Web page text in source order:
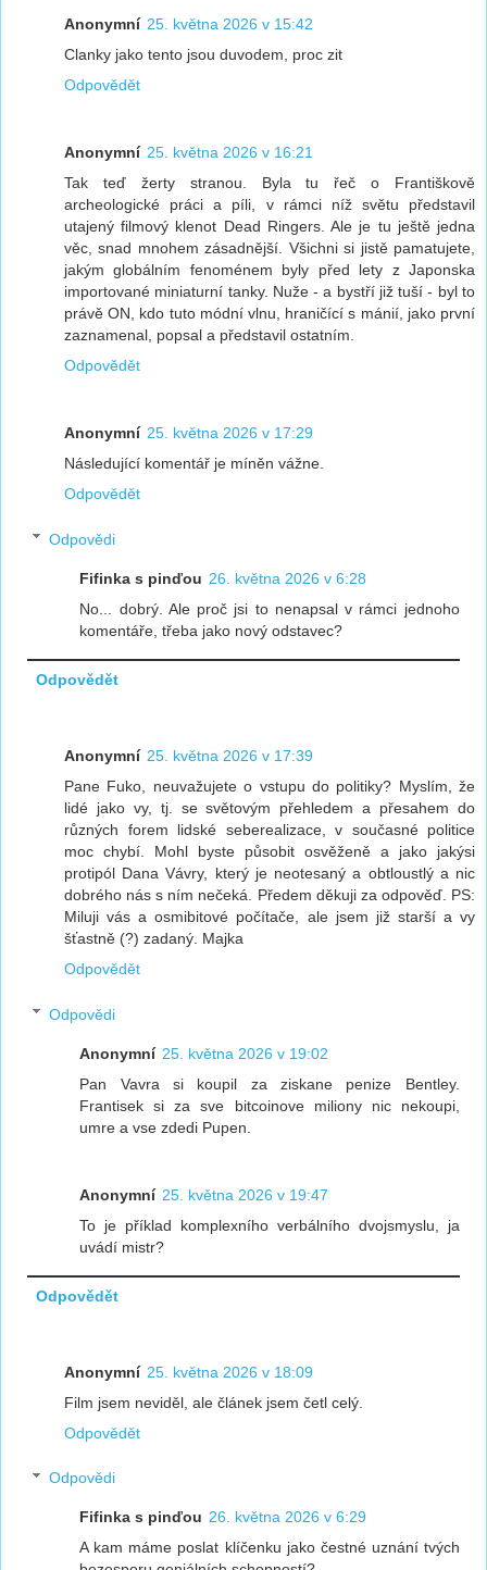
Anonymní 25. května 2026 v 15:42
Clanky jako tento jsou duvodem, proc zit
Odpovědět
Anonymní 25. května 2026 v 16:21
Tak teď žerty stranou. Byla tu řeč o Františkově
archeologické práci a píli, v rámci níž světu představil
utajený filmový klenot Dead Ringers. Ale je tu ještě jedna
věc, snad mnohem zásadnější. Všichni si jistě pamatujete,
jakým globálním fenoménem byly před lety z Japonska
importované miniaturní tanky. Nuže - a bystří již tuší - byl to
právě ON, kdo tuto módní vlnu, hraničící s mánií, jako první
zaznamenal, popsal a představil ostatním.
Odpovědět
Anonymní 25. května 2026 v 17:29
Následující komentář je míněn vážne.
Odpovědět
Odpovědi
Fifinka s pinďou 26. května 2026 v 6:28
No... dobrý. Ale proč jsi to nenapsal v rámci jednoho
komentáře, třeba jako nový odstavec?
Odpovědět
Anonymní 25. května 2026 v 17:39
Pane Fuko, neuvažujete o vstupu do politiky? Myslím, že
lidé jako vy, tj. se světovým přehledem a přesahem do
různých forem lidské seberealizace, v současné politice
moc chybí. Mohl byste působit osvěženě a jako jakýsi
protipól Dana Vávry, který je neotesaný a obtloustlý a nic
dobrého nás s ním nečeká. Předem děkuji za odpověď. PS:
Miluji vás a osmibitové počítače, ale jsem již starší a vy
šťastně (?) zadaný. Majka
Odpovědět
Odpovědi
Anonymní 25. května 2026 v 19:02
Pan Vavra si koupil za ziskane penize Bentley.
Frantisek si za sve bitcoinove miliony nic nekoupi,
umre a vse zdedi Pupen.
Anonymní 25. května 2026 v 19:47
To je příklad komplexního verbálního dvojsmyslu, ja
uvádí mistr?
Odpovědět
Anonymní 25. května 2026 v 18:09
Film jsem neviděl, ale článek jsem četl celý.
Odpovědět
Odpovědi
Fifinka s pinďou 26. května 2026 v 6:29
A kam máme poslat klíčenku jako čestné uznání tvých